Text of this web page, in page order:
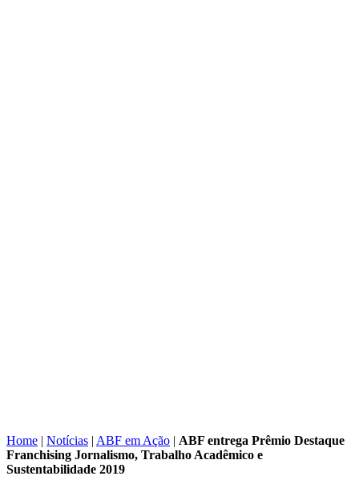
Home | Notícias | ABF em Ação | ABF entrega Prêmio Destaque
Franchising Jornalismo, Trabalho Acadêmico e
Sustentabilidade 2019